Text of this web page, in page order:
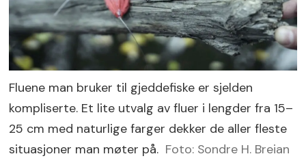
Fluene man bruker til gjeddefiske er sjelden
kompliserte. Et lite utvalg av fluer i lengder fra 15–
25 cm med naturlige farger dekker de aller fleste
situasjoner man møter på. Foto: Sondre H. Breian